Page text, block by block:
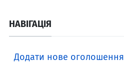
НАВІГАЦІЯ
Додати нове оголошення